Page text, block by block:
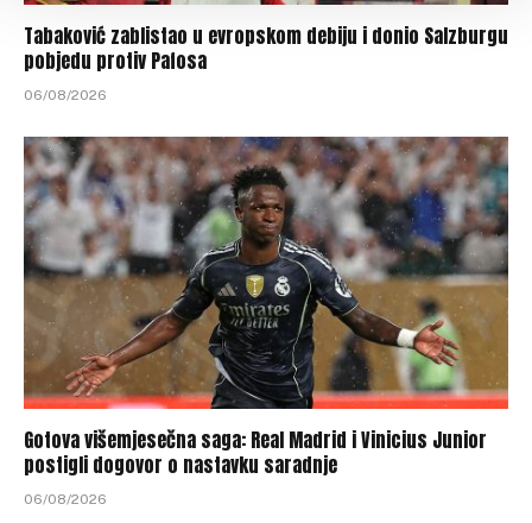
Tabaković zablistao u evropskom debiju i donio Salzburgu
pobjedu protiv Pafosa
06/08/2026
Gotova višemjesečna saga: Real Madrid i Vinicius Junior
postigli dogovor o nastavku saradnje
06/08/2026